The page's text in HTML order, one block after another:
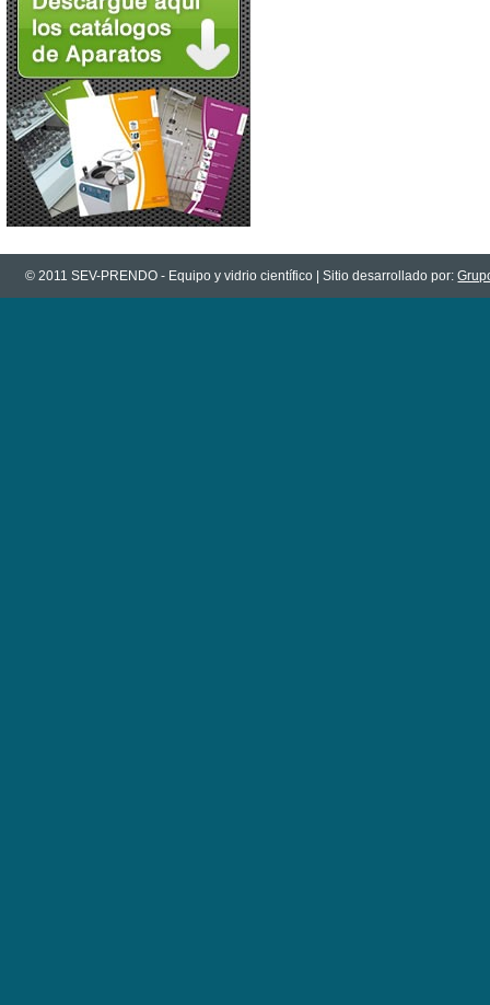
© 2011 SEV-PRENDO - Equipo y vidrio científico | Sitio desarrollado por: